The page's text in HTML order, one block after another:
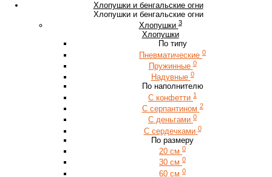
Хлопушки и бенгальские огни
Хлопушки и бенгальские огни
Хлопушки 3
Хлопушки
По типу
Пневматические 0
Пружинные 0
Надувные 0
По наполнителю
С конфетти 1
С серпантином 2
С деньгами 0
С сердечками 0
По размеру
20 см 0
30 см 0
60 см 0